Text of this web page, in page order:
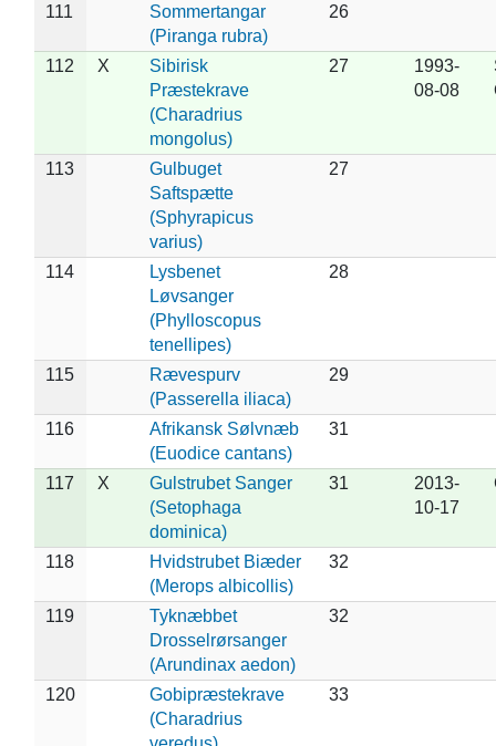
111
Sommertangar
(Piranga rubra)
26
112 X
Sibirisk
Præstekrave
(Charadrius
mongolus)
27
1993-
08-08
113
Gulbuget
Saftspætte
(Sphyrapicus
varius)
27
114
Lysbenet
Løvsanger
(Phylloscopus
tenellipes)
28
115
Rævespurv
(Passerella iliaca)
29
116
Afrikansk Sølvnæb
(Euodice cantans)
31
117 X
Gulstrubet Sanger
(Setophaga
dominica)
31
2013-
10-17
118
Hvidstrubet Biæder
(Merops albicollis)
32
119
Tyknæbbet
Drosselrørsanger
(Arundinax aedon)
32
120
Gobipræstekrave
(Charadrius
33